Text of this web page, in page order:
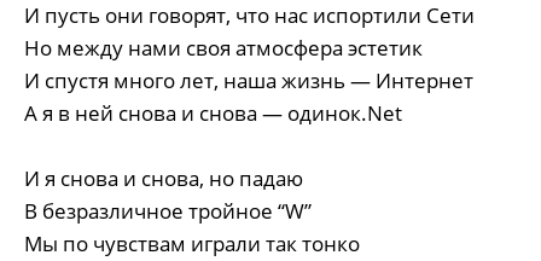
И пусть они говорят, что нас испортили Сети
Но между нами своя атмосфера эстетик
И спустя много лет, наша жизнь — Интернет
А я в ней снова и снова — одинок.Net
И я снова и снова, но падаю
В безразличное тройное “W”
Мы по чувствам играли так тонко